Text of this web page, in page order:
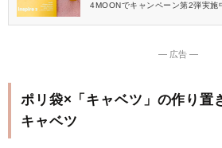
4MOONでキャンペーン第2弾実施
― 広告 ―
ポリ袋×「キャベツ」の作り
キャベツ